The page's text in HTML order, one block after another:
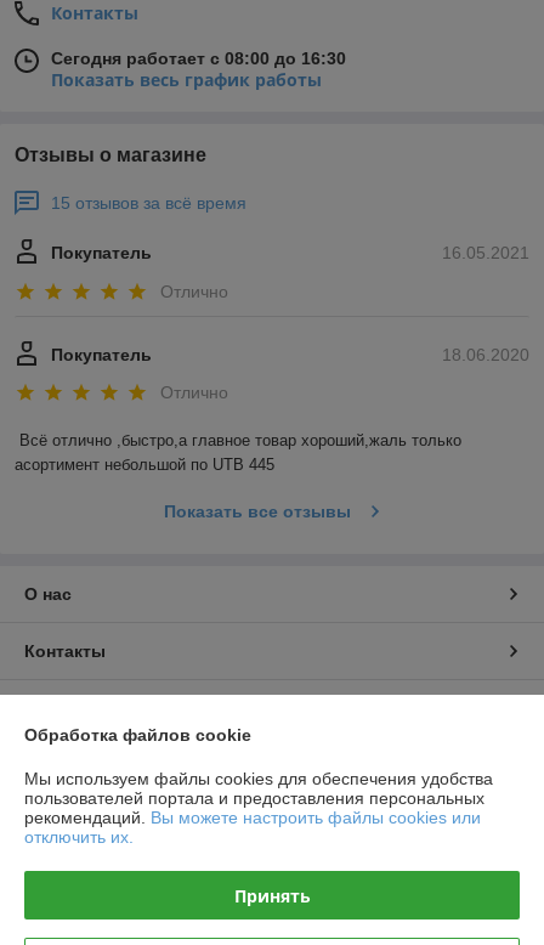
Контакты
Сегодня работает с 08:00 до 16:30
Показать весь график работы
Отзывы о магазине
15 отзывов за всё время
16.05.2021
Покупатель
Отлично
18.06.2020
Покупатель
Отлично
Всё отлично ,быстро,а главное товар хороший,жаль только
асортимент небольшой по UTB 445
Показать все отзывы
О нас
Контакты
Полная версия сайта
Политика обработки cookies
Сайт создан на платформе Deal.by
Обработка файлов cookie
Мы используем файлы cookies для обеспечения удобства
пользователей портала и предоставления персональных
рекомендаций. Вы можете настроить файлы cookies или
отключить их.
Принять